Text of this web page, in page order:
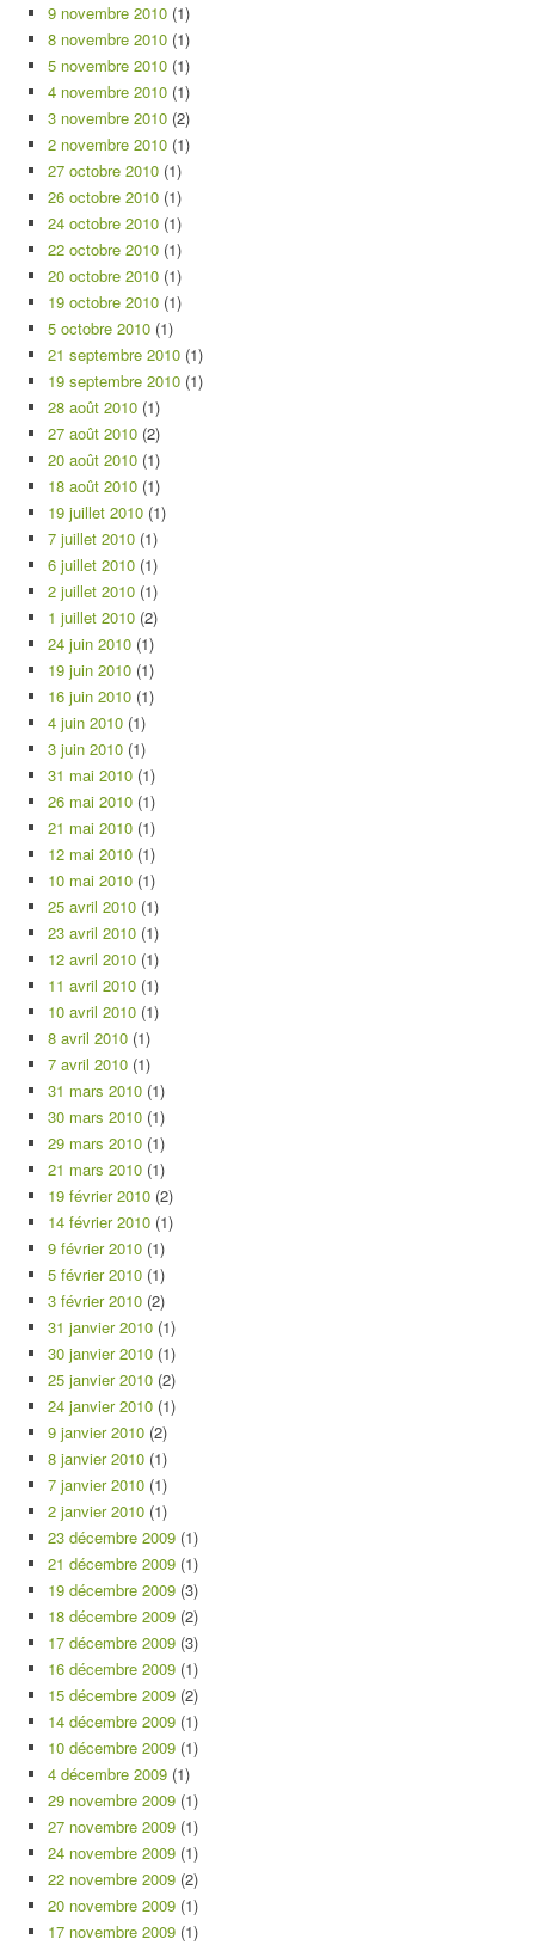
9 novembre 2010 (1)
8 novembre 2010 (1)
5 novembre 2010 (1)
4 novembre 2010 (1)
3 novembre 2010 (2)
2 novembre 2010 (1)
27 octobre 2010 (1)
26 octobre 2010 (1)
24 octobre 2010 (1)
22 octobre 2010 (1)
20 octobre 2010 (1)
19 octobre 2010 (1)
5 octobre 2010 (1)
21 septembre 2010 (1)
19 septembre 2010 (1)
28 août 2010 (1)
27 août 2010 (2)
20 août 2010 (1)
18 août 2010 (1)
19 juillet 2010 (1)
7 juillet 2010 (1)
6 juillet 2010 (1)
2 juillet 2010 (1)
1 juillet 2010 (2)
24 juin 2010 (1)
19 juin 2010 (1)
16 juin 2010 (1)
4 juin 2010 (1)
3 juin 2010 (1)
31 mai 2010 (1)
26 mai 2010 (1)
21 mai 2010 (1)
12 mai 2010 (1)
10 mai 2010 (1)
25 avril 2010 (1)
23 avril 2010 (1)
12 avril 2010 (1)
11 avril 2010 (1)
10 avril 2010 (1)
8 avril 2010 (1)
7 avril 2010 (1)
31 mars 2010 (1)
30 mars 2010 (1)
29 mars 2010 (1)
21 mars 2010 (1)
19 février 2010 (2)
14 février 2010 (1)
9 février 2010 (1)
5 février 2010 (1)
3 février 2010 (2)
31 janvier 2010 (1)
30 janvier 2010 (1)
25 janvier 2010 (2)
24 janvier 2010 (1)
9 janvier 2010 (2)
8 janvier 2010 (1)
7 janvier 2010 (1)
2 janvier 2010 (1)
23 décembre 2009 (1)
21 décembre 2009 (1)
19 décembre 2009 (3)
18 décembre 2009 (2)
17 décembre 2009 (3)
16 décembre 2009 (1)
15 décembre 2009 (2)
14 décembre 2009 (1)
10 décembre 2009 (1)
4 décembre 2009 (1)
29 novembre 2009 (1)
27 novembre 2009 (1)
24 novembre 2009 (1)
22 novembre 2009 (2)
20 novembre 2009 (1)
17 novembre 2009 (1)